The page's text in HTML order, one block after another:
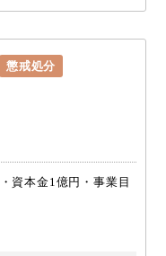
懲戒処分
資本金1億円・事業目